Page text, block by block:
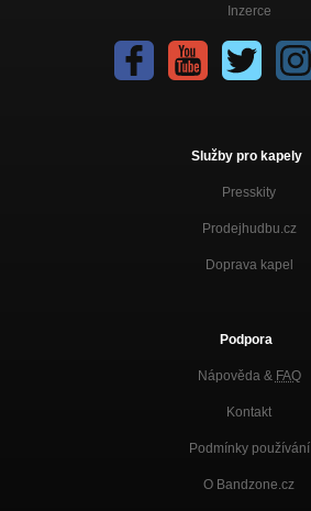
Inzerce
Služby pro kapely
Presskity
Prodejhudbu.cz
Doprava kapel
Podpora
Nápověda & FAQ
Kontakt
Podmínky používání
O Bandzone.cz